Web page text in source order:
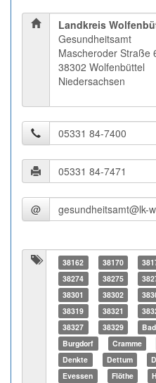
Landkreis
Gesundheitsamt
Mascheroder Straße
38302 Wolfenbüttel
Niedersachsen
@
38162 38170
38274
38275
38301
38302
38319
38321
38327
38329
Burgdorf
Cramme
Denkte
Dettum
Evessen
Flöthe